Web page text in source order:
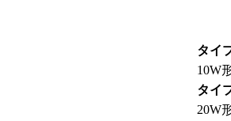
タイ
10W
タイ
20W